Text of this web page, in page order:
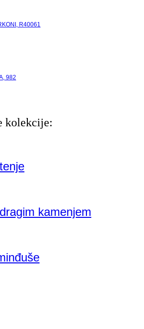
R40061
982
kolekcije:
kamenjem